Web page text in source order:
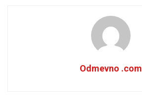
Odmevno .com